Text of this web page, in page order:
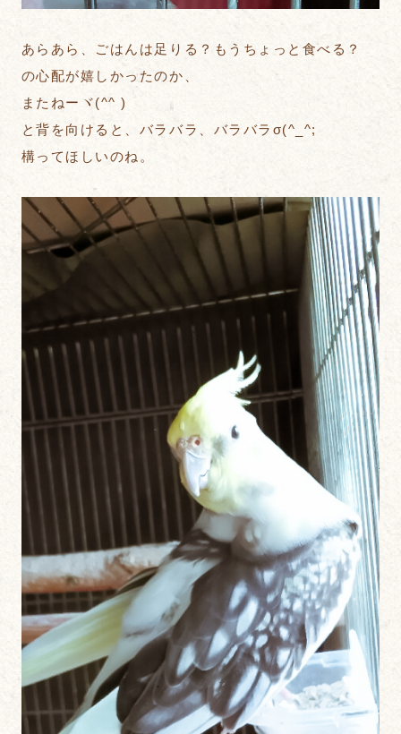
あらあら、ごはんは足りる？もうちょっと食べる？
の心配が嬉しかったのか、
またねーヾ(^^ )
と背を向けると、バラバラ、バラバラσ(^_^;
構ってほしいのね。